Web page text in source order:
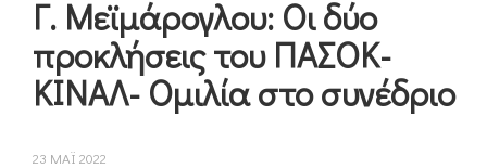
Γ. Μεϊμάρογλου: Οι δύο
προκλήσεις του ΠΑΣΟΚ-
ΚΙΝΑΛ- Ομιλία στο συνέδριο
23 ΜΑΪ 2022